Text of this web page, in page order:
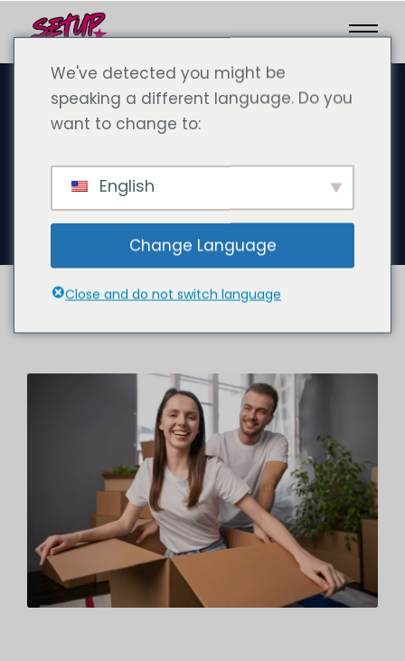
29 Eylül 2024
Dubai'ye göç etmenin ve bir
şirket kurmanın avantajları
We've detected you might be
speaking a different language. Do you
want to change to:
English
Change Language
Close and do not switch language